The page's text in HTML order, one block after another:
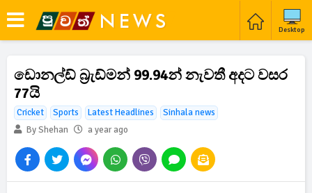
Desktop
ඩොනල්ඩ් බ්‍රැඩ්මන් 99.94න් නැවතී අදට වසර
77යි
Cricket Sports Latest Headlines
Sinhala news
By Shehan
a year ago